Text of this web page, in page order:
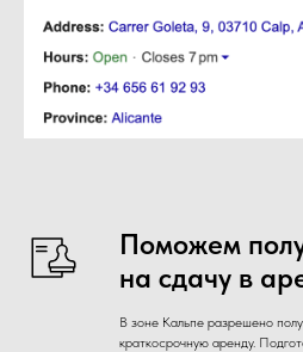
Поможем
на сдачу в
В зоне Кальпе разрешено
краткосрочную аренду.